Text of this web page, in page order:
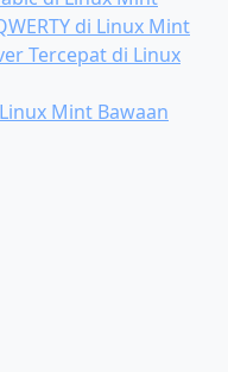
di Linux Mint
Tercepat di Linux
Mint Bawaan